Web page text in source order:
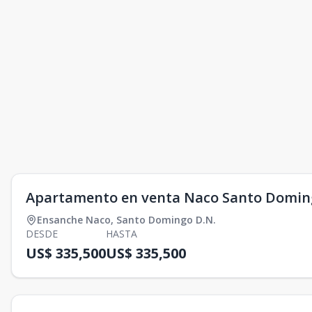
Apartamento en venta Naco Santo
Ensanche Naco, Santo Domingo D.N.
DESDE
US$ 335,500
HASTA
US$ 335,500